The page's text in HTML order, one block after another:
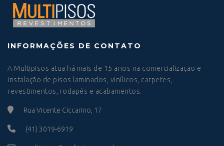
INFORMAÇÕES DE CONTATO
A Multipisos atua há mais de 15 anos na comercialização e
instalação de pisos laminados, vinílicos, carpetes,
revestimentos, rodapés e acabamentos.
Rua Vicente Ciccarino, 17
(41) 3019-6919